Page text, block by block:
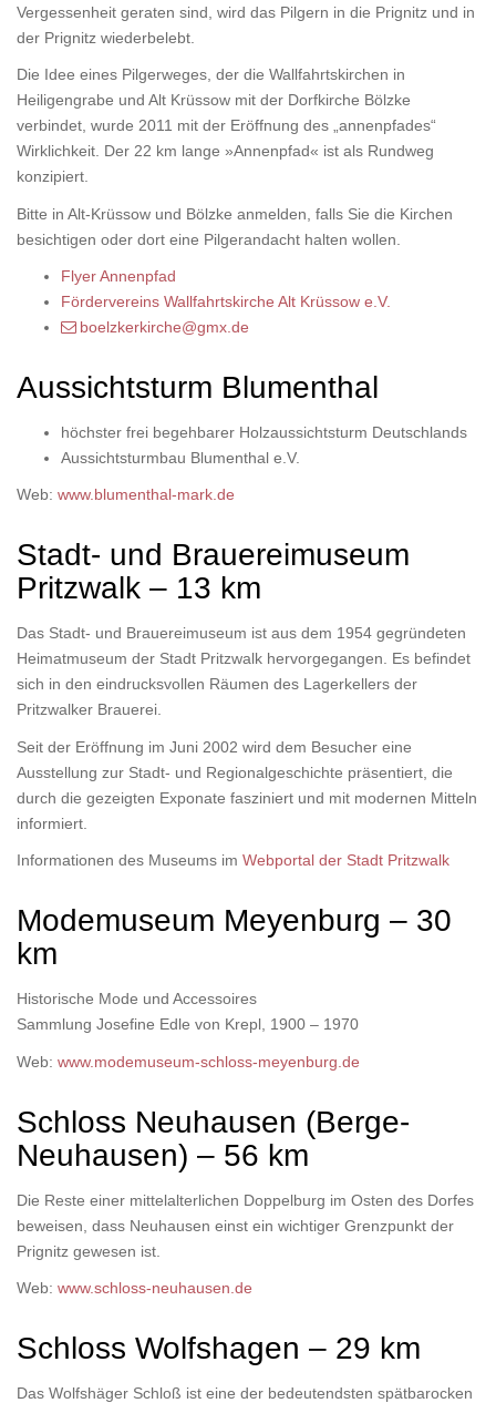
Vergessenheit geraten sind, wird das Pilgern in die Prignitz und in
der Prignitz wiederbelebt.
Die Idee eines Pilgerweges, der die Wallfahrtskirchen in
Heiligengrabe und Alt Krüssow mit der Dorfkirche Bölzke
verbindet, wurde 2011 mit der Eröffnung des „annenpfades“
Wirklichkeit. Der 22 km lange »Annenpfad« ist als Rundweg
konzipiert.
Bitte in Alt-Krüssow und Bölzke anmelden, falls Sie die Kirchen
besichtigen oder dort eine Pilgerandacht halten wollen.
Flyer Annenpfad
Fördervereins Wallfahrtskirche Alt Krüssow e.V.
boelzkerkirche@gmx.de
Aussichtsturm Blumenthal
höchster frei begehbarer Holzaussichtsturm Deutschlands
Aussichtsturmbau Blumenthal e.V.
Web: www.blumenthal-mark.de
Stadt- und Brauereimuseum
Pritzwalk – 13 km
Das Stadt- und Brauereimuseum ist aus dem 1954 gegründeten
Heimatmuseum der Stadt Pritzwalk hervorgegangen. Es befindet
sich in den eindrucksvollen Räumen des Lagerkellers der
Pritzwalker Brauerei.
Seit der Eröffnung im Juni 2002 wird dem Besucher eine
Ausstellung zur Stadt- und Regionalgeschichte präsentiert, die
durch die gezeigten Exponate fasziniert und mit modernen Mitteln
informiert.
Informationen des Museums im Webportal der Stadt Pritzwalk
Modemuseum Meyenburg – 30
km
Historische Mode und Accessoires
Sammlung Josefine Edle von Krepl, 1900 – 1970
Web: www.modemuseum-schloss-meyenburg.de
Schloss Neuhausen (Berge-
Neuhausen) – 56 km
Die Reste einer mittelalterlichen Doppelburg im Osten des Dorfes
beweisen, dass Neuhausen einst ein wichtiger Grenzpunkt der
Prignitz gewesen ist.
Web: www.schloss-neuhausen.de
Schloss Wolfshagen – 29 km
Das Wolfshäger Schloß ist eine der bedeutendsten spätbarocken